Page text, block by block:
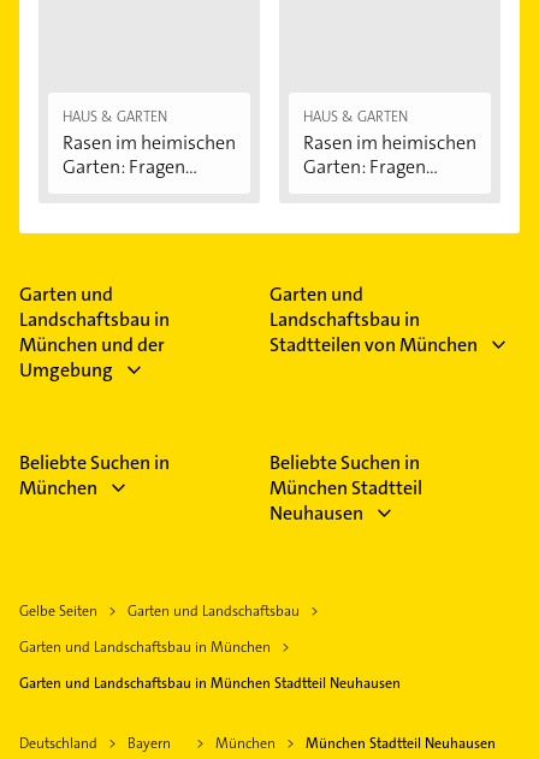
HAUS & GARTEN
Rasen im heimischen
Garten: Fragen...
HAUS & GARTEN
Rasen im heimischen
Garten: Fragen...
Garten und
Landschaftsbau in
München und der
Umgebung
Garten und
Landschaftsbau in
Stadtteilen von München
Beliebte Suchen in
München
Beliebte Suchen in
München Stadtteil
Neuhausen
Gelbe Seiten
Garten und Landschaftsbau
Garten und Landschaftsbau in München
Garten und Landschaftsbau in München Stadtteil Neuhausen
Deutschland Bayern München München Stadtteil Neuhausen